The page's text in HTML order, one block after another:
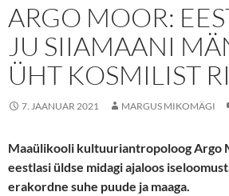
ARGO MOOR:
JU SIIAMAANI
ÜHT KOSMILIST
7. JAANUAR 2021 MARGUS MIKOMÄGI
Maaülikooli kultuuriantropoloog Argo
eestlasi üldse midagi ajaloos
erakordne suhe puude ja maaga.